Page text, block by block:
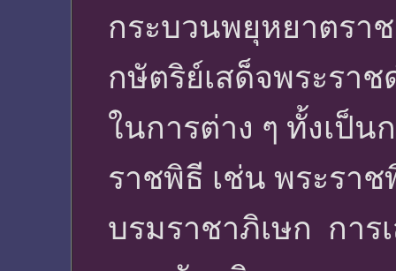
กระบวนพยุหยาตรา
กษัตริย์เสด็จพระรา
ในการต่าง ๆ ทั้งเป็น
ราชพิธี เช่น พระรา
บรมราชาภิเษก การ